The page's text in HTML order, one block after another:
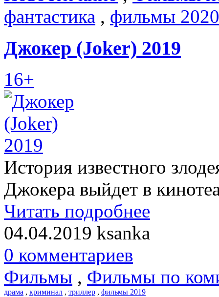
фантастика , фильмы 2020
Джокер (Joker) 2019
16+
История известного
Джокера выйдет в
Читать подробнее
04.04.2019 ksanka
0 комментариев
Фильмы , Фильмы по
драма , криминал , триллер , фильмы 2019